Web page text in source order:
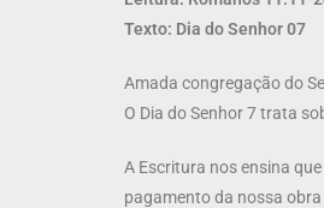
Texto: Dia do Senhor 07
Amada congregação do
O Dia do Senhor 7 trata
A Escritura nos ensina
pagamento da nossa